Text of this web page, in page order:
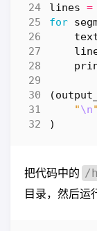
lines =
for
(
"\n"
)
把代码中的 /
目录，然后运